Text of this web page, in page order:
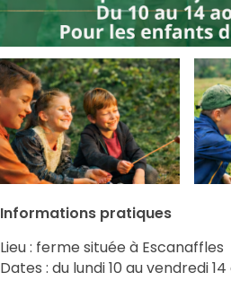
Informations pratiques
Lieu : ferme située à Escanaffles
Dates : du lundi 10 au vendredi